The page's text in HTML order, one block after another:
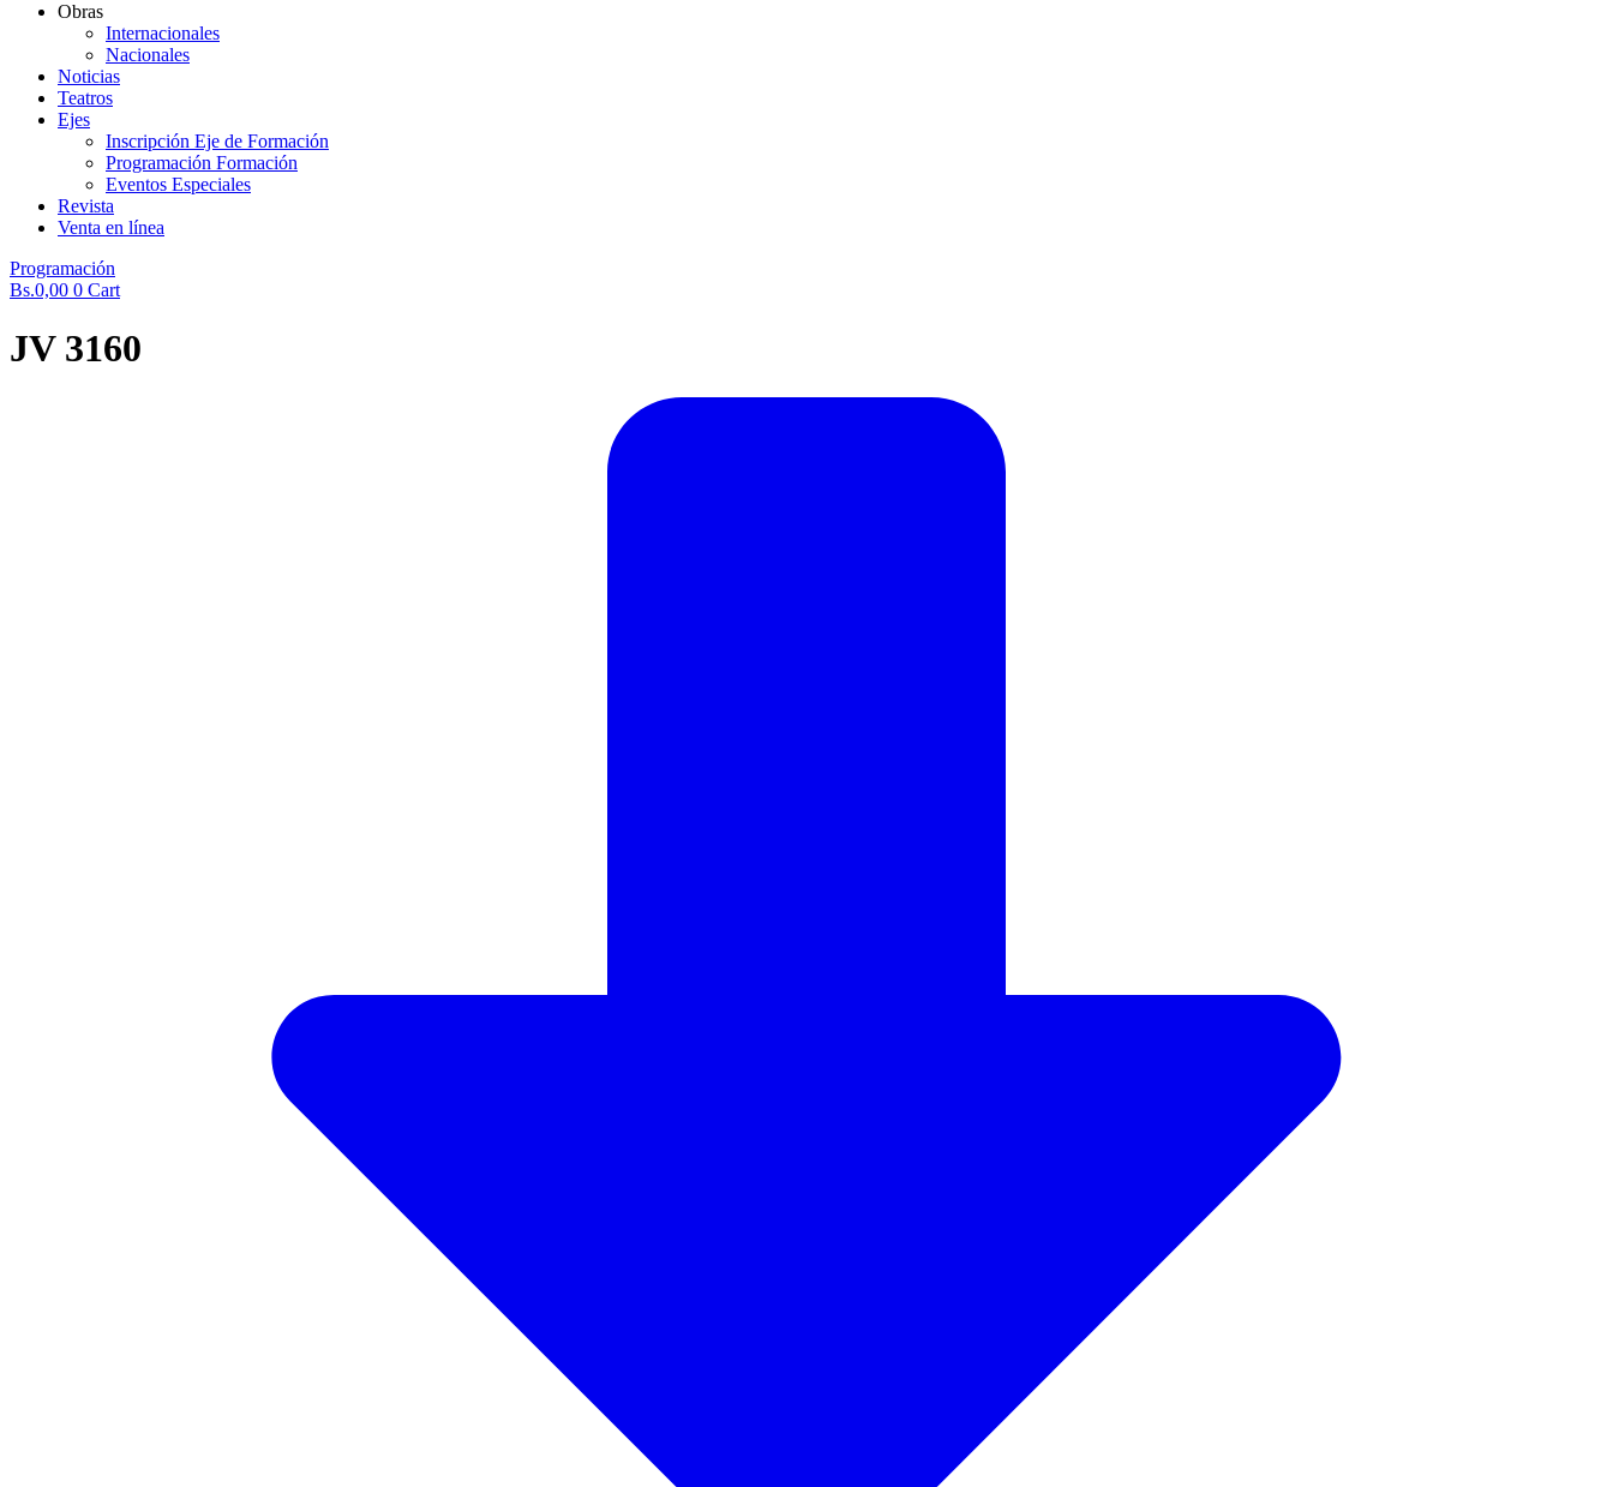
Obras
Internacionales
Nacionales
Noticias
Teatros
Ejes
Inscripción Eje de Formación
Programación Formación
Eventos Especiales
Revista
Venta en línea
Programación
Bs.0,00 0 Cart
JV 3160